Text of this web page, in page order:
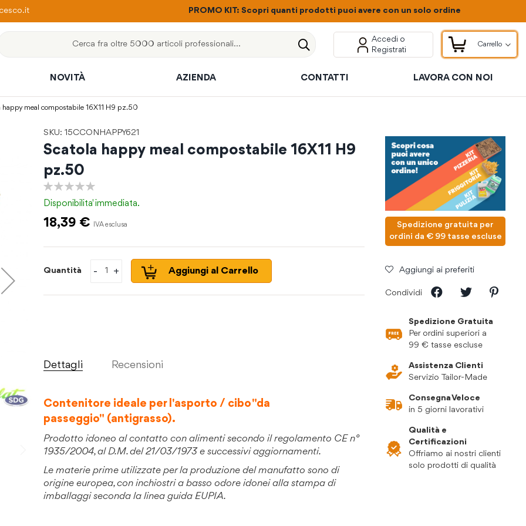
con un solo ordine PROMO KIT: Scopri quanti prodotti puoi avere con un solo ordine
Accedi o
Registrati
Carrello
Carrello
NOVITÀ AZIENDA CONTATTI LAVORA CON NOI
happy meal compostabile 16X11 H9 pz.50
SKU: 15CCONHAPPY621
Scatola happy meal compostabile 16X11 H9
pz.50
Disponibilita'immediata.
18,39 €
Quantità +
- Aggiungi al Carrello
Dettagli
Contenitore ideale per l'asporto / cibo "da
passeggio" (antigrasso).
Prodotto idoneo al contatto con alimenti secondo il regolamento CE n°
1935/2004, al D.M. del 21/03/1973 e successivi aggiornamenti.
Le materie prime utilizzate per la produzione del manufatto sono di
origine europea, con inchiostri a basso odore idonei alla stampa di
imballaggi seconda la linea guida EUPIA.
Recensioni
Spedizione gratuita per
ordini da € 99 tasse escluse
Aggiungi ai preferiti
Condividi
Spedizione Gratuita
Per ordini superiori a
99 € tasse escluse
Assistenza Clienti
Servizio Tailor-Made
Consegna Veloce
in 5 giorni lavorativi
Qualità e
Certificazioni
Offriamo ai nostri clienti
solo prodotti di qualità